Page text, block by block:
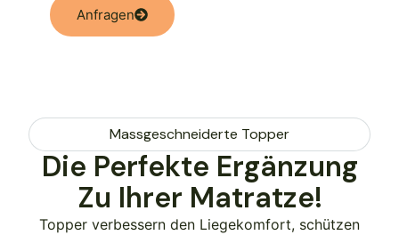
Anfragen
Massgeschneiderte Topper
Die Perfekte Ergänzung
Zu Ihrer Matratze!
Topper verbessern den Liegekomfort, schützen